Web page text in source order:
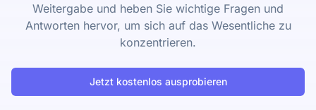
Weitergabe und heben Sie wichtige Fragen und
Antworten hervor, um sich auf das Wesentliche zu
konzentrieren.
Jetzt kostenlos ausprobieren